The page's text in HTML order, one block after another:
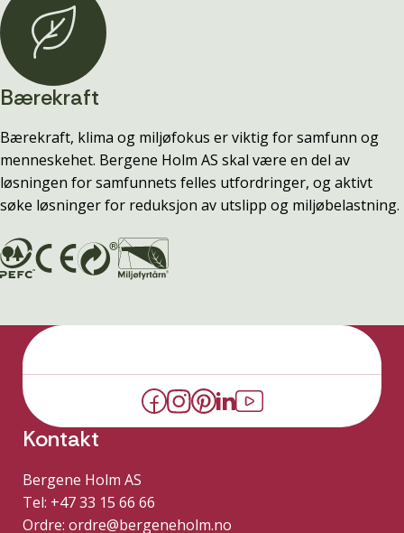
Bærekraft
Bærekraft, klima og miljøfokus er viktig for samfunn og
menneskehet. Bergene Holm AS skal være en del av
løsningen for samfunnets felles utfordringer, og aktivt
søke løsninger for reduksjon av utslipp og miljøbelastning.
Kontakt
Bergene Holm AS
Tel: +47 33 15 66 66
Ordre: ordre@bergeneholm.no